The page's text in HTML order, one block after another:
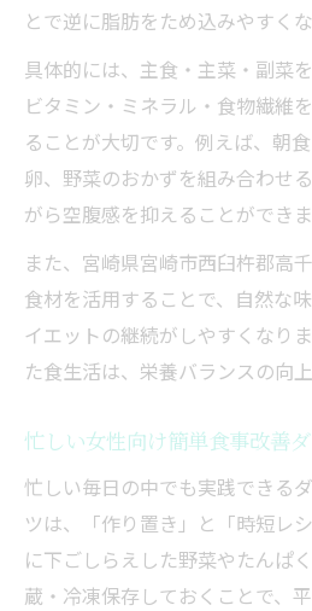
とで逆に脂肪をため込みやすくな
具体的には、主食・主菜・副菜
ビタミン・ミネラル・食物繊維
ることが大切です。例えば、朝
卵、野菜のおかずを組み合わせ
がら空腹感を抑えることができま
また、宮崎県宮崎市西臼杵郡高
食材を活用することで、自然な
イエットの継続がしやすくなり
た食生活は、栄養バランスの向
忙しい女性向け簡単食事改善
忙しい毎日の中でも実践できる
ツは、「作り置き」と「時短レ
に下ごしらえした野菜やたんぱ
蔵・冷凍保存しておくことで、